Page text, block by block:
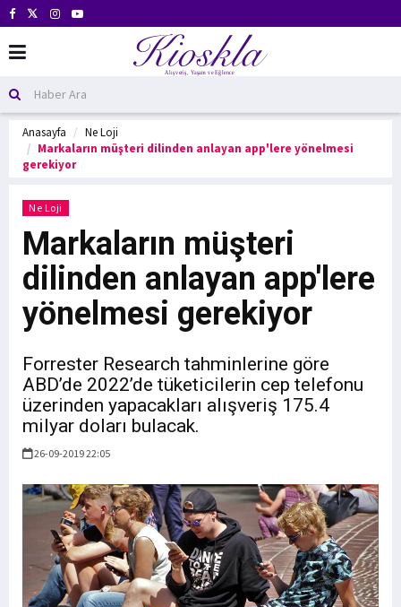
Anasayfa
Ne Loji
Markaların müşteri dilinden anlayan app'lere yönelmesi
gerekiyor
Ne Loji
Markaların müşteri
dilinden anlayan app'lere
yönelmesi gerekiyor
Forrester Research tahminlerine göre
ABD’de 2022’de tüketicilerin cep telefonu
üzerinden yapacakları alışveriş 175.4
milyar doları bulacak.
26-09-2019 22:05